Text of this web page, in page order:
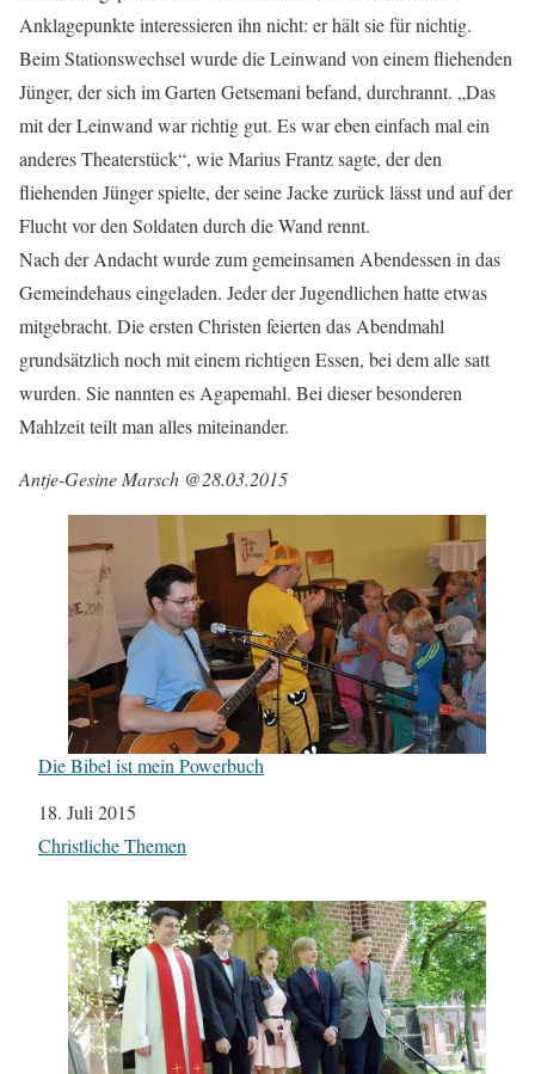
Anklagepunkte interessieren ihn nicht: er hält sie für nichtig.
Beim Stationswechsel wurde die Leinwand von einem fliehenden
Jünger, der sich im Garten Getsemani befand, durchrannt. „Das
mit der Leinwand war richtig gut. Es war eben einfach mal ein
anderes Theaterstück“, wie Marius Frantz sagte, der den
fliehenden Jünger spielte, der seine Jacke zurück lässt und auf der
Flucht vor den Soldaten durch die Wand rennt.
Nach der Andacht wurde zum gemeinsamen Abendessen in das
Gemeindehaus eingeladen. Jeder der Jugendlichen hatte etwas
mitgebracht. Die ersten Christen feierten das Abendmahl
grundsätzlich noch mit einem richtigen Essen, bei dem alle satt
wurden. Sie nannten es Agapemahl. Bei dieser besonderen
Mahlzeit teilt man alles miteinander.
Antje-Gesine Marsch @28.03.2015
Die Bibel ist mein Powerbuch
Datum
18. Juli 2015
In Bezug auf
Christliche Themen